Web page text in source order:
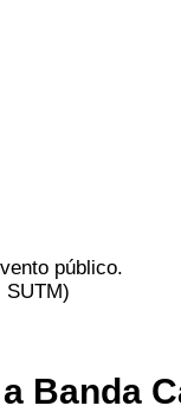
público.
SUTM)
Banda